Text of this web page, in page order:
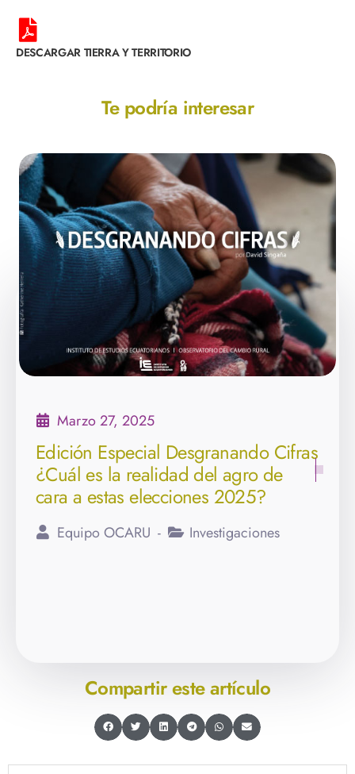
DESCARGAR TIERRA Y TERRITORIO
Te podría interesar
Marzo 27, 2025
Edición Especial Desgranando Cifras
¿Cuál es la realidad del agro de
cara a estas elecciones 2025?
Equipo OCARU Investigaciones
Compartir este artículo